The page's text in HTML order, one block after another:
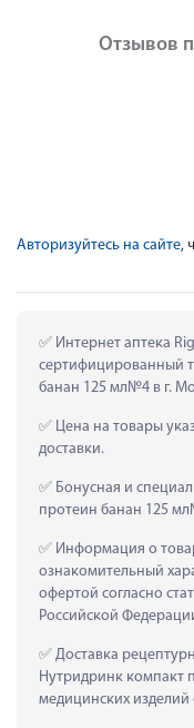
Отзывов
Авторизуйтесь на сайте,
Интернет аптека
сертифицированный
банан 125 мл№4 в г.
Цена на товары
доставки.
Бонусная и
протеин банан 125
Информация о
ознакомительный
офертой согласно
Российской
Доставка
Нутридринк компакт
медицинских изделий